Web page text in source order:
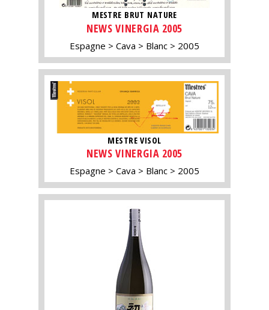
MESTRE BRUT NATURE
NEWS VINERGIA 2005
Espagne Cava Blanc 2005
MESTRE VISOL
NEWS VINERGIA 2005
Espagne Cava Blanc 2005